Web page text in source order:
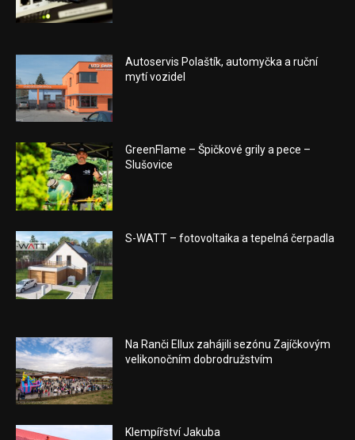
Autoservis Polaštík, automyčka a ruční
mytí vozidel
GreenFlame – Špičkové grily a pece –
Slušovice
S-WATT – fotovoltaika a tepelná čerpadla
Na Ranči Ellux zahájili sezónu Zajíčkovým
velikonočním dobrodružstvím
Klempířství Jakuba